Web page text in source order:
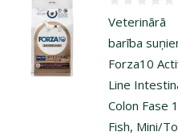
Veterinārā
barība
Forza10
Line
Colon Fase
Fish, Mini/